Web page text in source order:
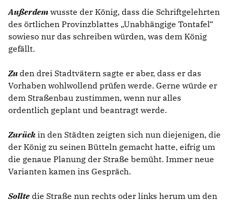
Außerdem wusste der König, dass die Schriftgelehrten
des örtlichen Provinzblattes „Unabhängige Tontafel“
sowieso nur das schreiben würden, was dem König
gefällt.
Zuden drei Stadtvätern sagte er aber, dass er das
Vorhaben wohlwollend prüfen werde. Gerne würde er
dem Straßenbau zustimmen, wenn nur alles
ordentlich geplant und beantragt werde.
Zurückin den Städten zeigten sich nun diejenigen, die
der König zu seinen Bütteln gemacht hatte, eifrig um
die genaue Planung der Straße bemüht. Immer neue
Varianten kamen ins Gespräch.
Sollte die Straße nun rechts oder links herum um den